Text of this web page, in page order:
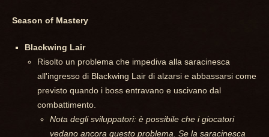
Season of Mastery
Blackwing Lair
Risolto un problema che impediva alla saracinesca
all'ingresso di Blackwing Lair di alzarsi e abbassarsi come
previsto quando i boss entravano e uscivano dal
combattimento.
Nota degli sviluppatori: è possibile che i giocatori
vedano ancora questo problema. Se la saracinesca